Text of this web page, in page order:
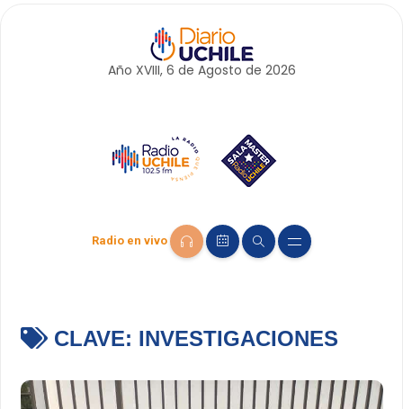
Año XVIII, 6 de Agosto de 2026
Radio en vivo
CLAVE: INVESTIGACIONES